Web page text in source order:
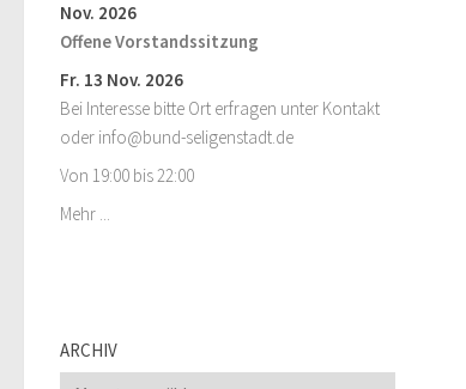
Nov. 2026
Offene Vorstandssitzung
Fr. 13 Nov. 2026
Bei Interesse bitte Ort erfragen unter Kontakt
oder info@bund-seligenstadt.de
Von 19:00 bis 22:00
Mehr ...
ARCHIV